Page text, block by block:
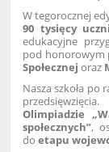
W tegorocznej
90 tysięcy
edukacyjne
pod honorowym
Społecznej oraz
Nasza szkoła po
Olimpiadzie
społecznych”,
doetapu